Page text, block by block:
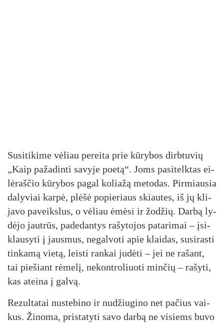
Su­si­ti­ki­me vė­liau pe­rei­ta prie kū­ry­bos dirb­tu­vių
„Kaip pa­ža­din­ti sa­vy­je poe­tą“. Joms pa­si­telk­tas ei­
lė­raš­čio kū­ry­bos pa­gal ko­lia­žą me­to­das. Pir­miau­sia
da­ly­viai kar­pė, plė­šė po­pie­riaus skiau­tes, iš jų kli­
ja­vo pa­veiks­lus, o vė­liau ėmė­si ir žo­džių. Dar­bą ly­
dė­jo jaut­rūs, pa­de­dan­tys ra­šy­to­jos pa­ta­ri­mai – įsi­
klau­sy­ti į jaus­mus, ne­gal­vo­ti apie klai­das, su­si­ras­ti
tin­ka­mą vie­tą, leis­ti ran­kai ju­dė­ti – jei ne ra­šant,
tai pie­šiant rė­me­lį, ne­kont­ro­liuo­ti min­čių – ra­šy­ti,
kas atei­na į gal­vą.
Re­zul­ta­tai nu­ste­bi­no ir nu­džiu­gi­no net pa­čius vai­
kus. Ži­no­ma, pri­sta­ty­ti sa­vo dar­bą ne vi­siems bu­vo